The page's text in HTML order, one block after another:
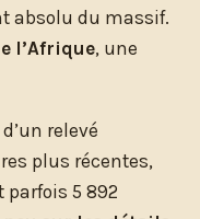
absolu du massif.
l’Afrique, une
relevé
plus récentes,
parfois 5 892